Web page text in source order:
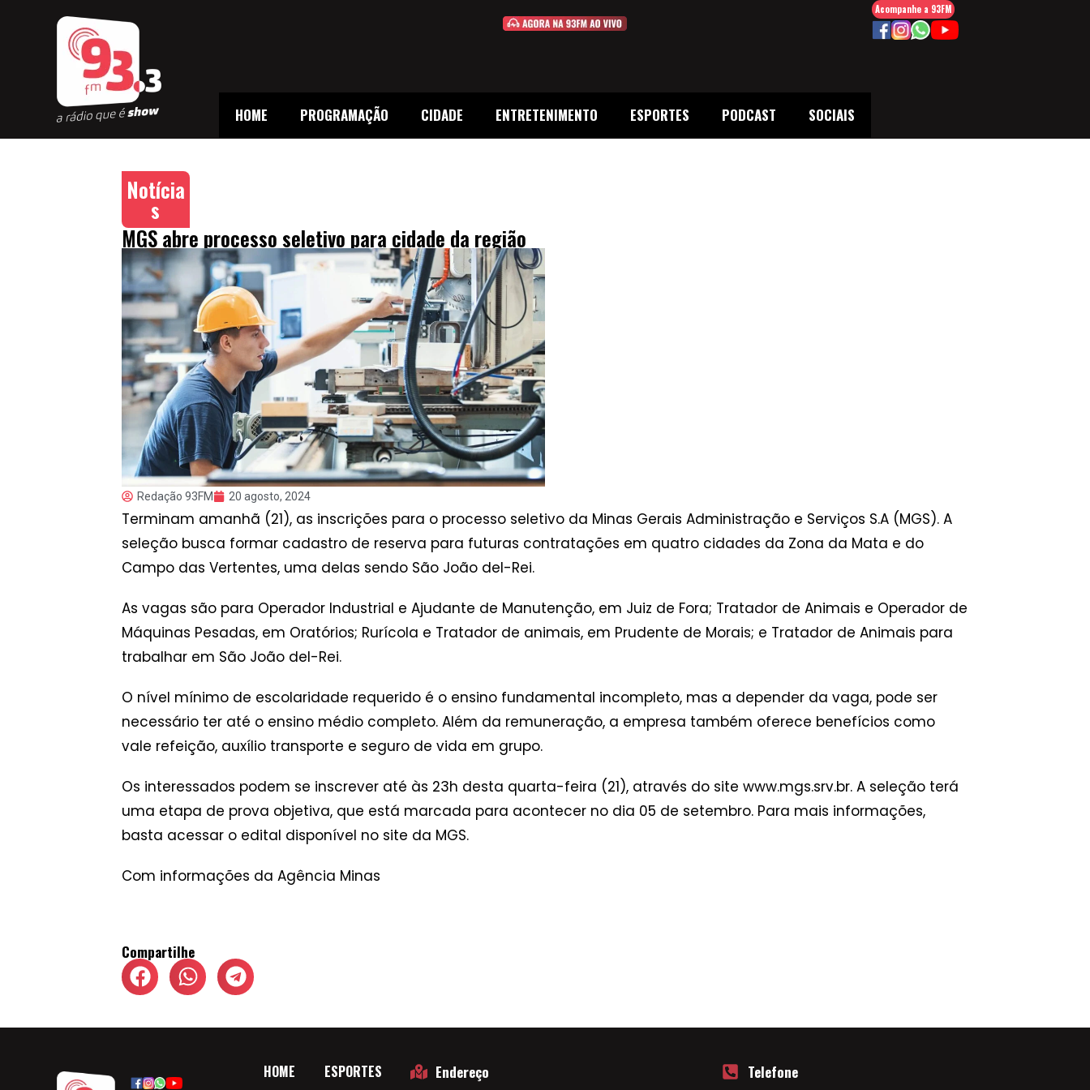
HOME PROGRAMAÇÃO CIDADE ENTRETENIMENTO ESPORTES PODCAST SOCIAIS
Acompanhe a 93FM
Notícia
s
MGS abre processo seletivo para cidade da região
Redação 93FM 20 agosto, 2024
Terminam amanhã (21), as inscrições para o processo seletivo da Minas Gerais Administração e Serviços S.A (MGS). A
seleção busca formar cadastro de reserva para futuras contratações em quatro cidades da Zona da Mata e do
Campo das Vertentes, uma delas sendo São João del-Rei.
As vagas são para Operador Industrial e Ajudante de Manutenção, em Juiz de Fora; Tratador de Animais e Operador de
Máquinas Pesadas, em Oratórios; Rurícola e Tratador de animais, em Prudente de Morais; e Tratador de Animais para
trabalhar em São João del-Rei.
O nível mínimo de escolaridade requerido é o ensino fundamental incompleto, mas a depender da vaga, pode ser
necessário ter até o ensino médio completo. Além da remuneração, a empresa também oferece benefícios como
vale refeição, auxílio transporte e seguro de vida em grupo.
Os interessados podem se inscrever até às 23h desta quarta-feira (21), através do site www.mgs.srv.br. A seleção terá
uma etapa de prova objetiva, que está marcada para acontecer no dia 05 de setembro. Para mais informações,
basta acessar o edital disponível no site da MGS.
Com informações da Agência Minas
Compartilhe
HOME ESPORTES
Endereço
Telefone